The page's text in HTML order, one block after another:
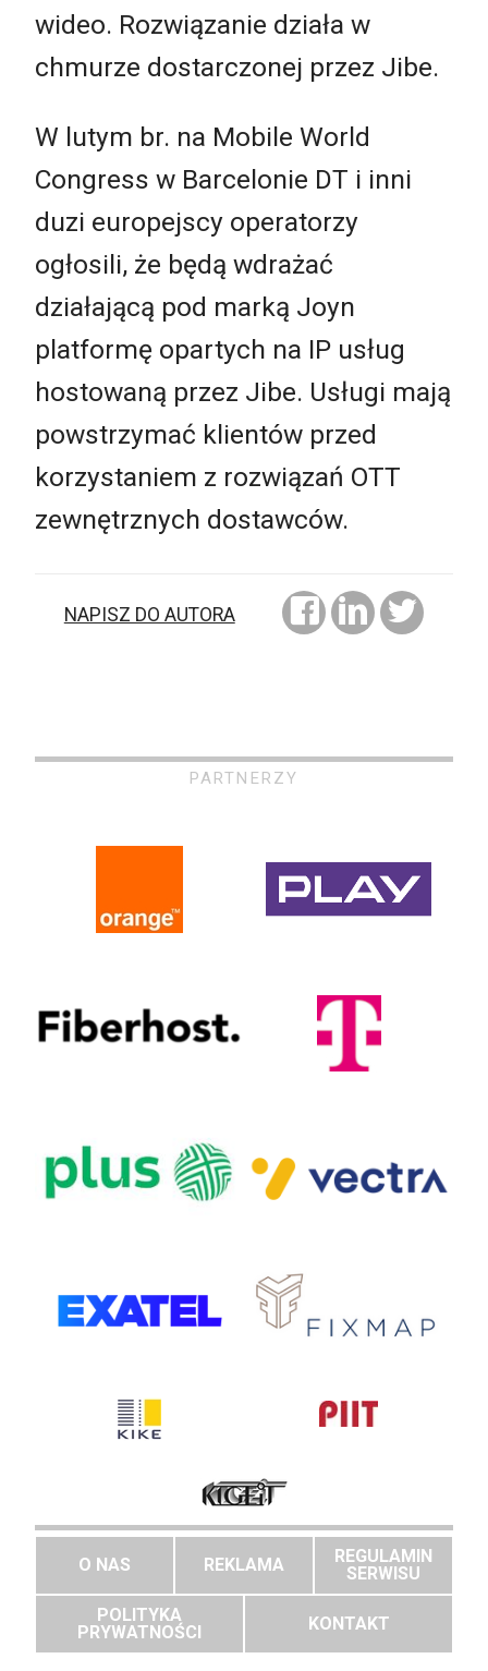
wideo. Rozwiązanie działa w
chmurze dostarczonej przez Jibe.
W lutym br. na Mobile World
Congress w Barcelonie DT i inni
duzi europejscy operatorzy
ogłosili, że będą wdrażać
działającą pod marką Joyn
platformę opartych na IP usług
hostowaną przez Jibe. Usługi mają
powstrzymać klientów przed
korzystaniem z rozwiązań OTT
zewnętrznych dostawców.
NAPISZ DO AUTORA
PARTNERZY
O NAS REKLAMA
REGULAMIN
SERWISU
POLITYKA
PRYWATNOŚCI
KONTAKT